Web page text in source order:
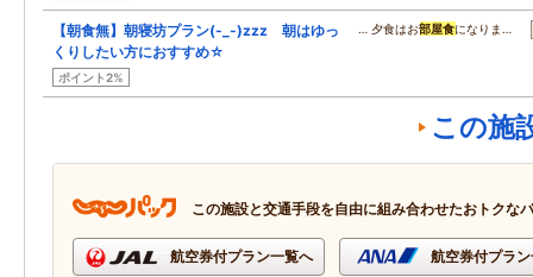
【朝食無】朝寝坊プラン(-_-)zzz 朝はゆっ
くりしたい方におすすめ☆
ポイント2%
… 夕食はお部屋食になりま…
この施
この施設と交通手段を自由に組み合わせたおトクな
航空券付プラン一覧へ 航空券付プラ